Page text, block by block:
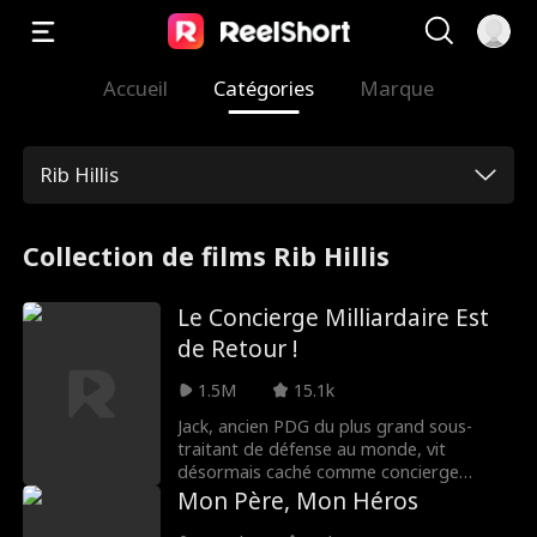
Accueil Catégories Marque
Rib Hillis
Collection de films Rib Hillis
Le Concierge Milliardaire Est
de Retour !
1.5M
15.1k
Jack, ancien PDG du plus grand sous-
traitant de défense au monde, vit
désormais caché comme concierge
scolaire. Jeté dehors par son fils, n'ayant
nulle part où aller, il sauve par hasard une
Mon Père, Mon Héros